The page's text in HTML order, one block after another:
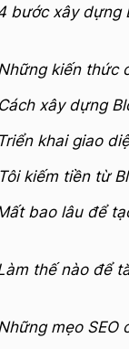
bước xây dựng
kiến thức
xây dựng
khai giao
kiếm tiền từ
bao lâu để
thế nào để
mẹo SEO